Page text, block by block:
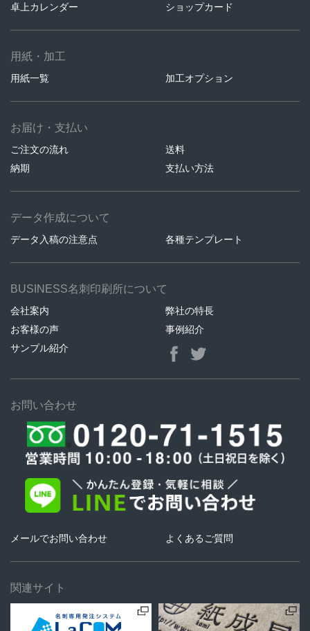
卓上カレンダー
ショップカード
用紙・加工
用紙一覧 加工オプション
お届け・支払い
ご注文の流れ
送料
納期
支払い方法
データ作成について
データ入稿の注意点 各種テンプレート
BUSINESS名刺印刷所について
会社案内
弊社の特長
お客様の声
事例紹介
サンプル紹介
お問い合わせ
メールでお問い合わせ よくあるご質問
関連サイト